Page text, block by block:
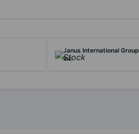
Janus International Group
Inc